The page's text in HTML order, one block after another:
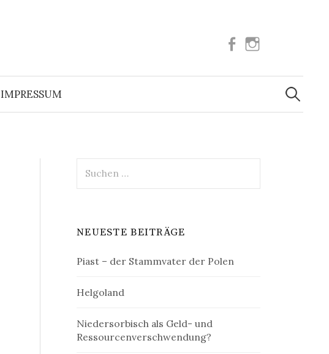
Facebook
IMPRESSUM
Suchen
nach:
nach:
NEUESTE BEITRÄGE
Piast – der Stammvater der Polen
Helgoland
Niedersorbisch als Geld- und
Ressourcenverschwendung?